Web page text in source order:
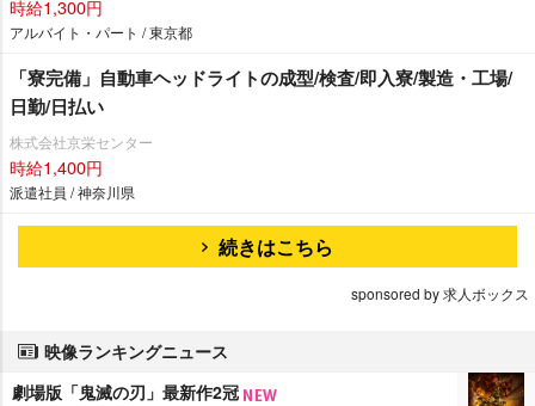
時給1,300円
アルバイト・パート / 東京都
「寮完備」自動車ヘッドライトの成型/検査/即入寮/製造・工場/
日勤/日払い
株式会社京栄センター
時給1,400円
派遣社員 / 神奈川県
続きはこちら
sponsored by 求人ボックス
映像ランキングニュース
劇場版「鬼滅の刃」最新作2冠